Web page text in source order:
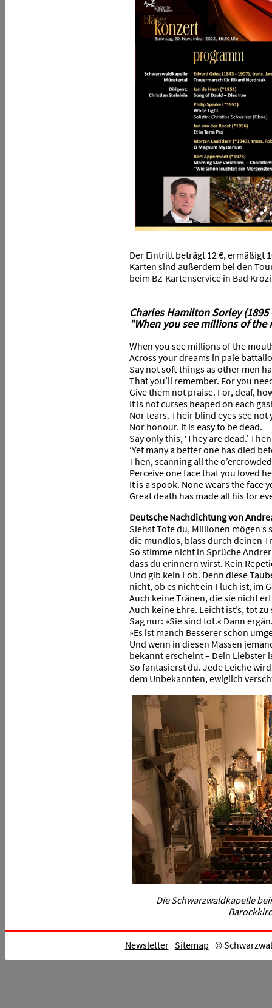
Der Eintritt beträgt 12 €, ermäßigt
Karten sind außerdem bei den
beim BZ-Kartenservice in Bad
Charles Hamilton Sorley (1895
"When you see millions of
When you see millions of the
Across your dreams in pale
Say not soft things as other men
That you’ll remember. For you
Give them not praise. For, deaf,
It is not curses heaped on each
Nor tears. Their blind eyes see not
Nor honour. It is easy to be dead.
Say only this, ‘They are dead.’
‘Yet many a better one has died
Then, scanning all the
Perceive one face that you loved
It is a spook. None wears the face
Great death has made all his for
Deutsche Nachdichtung von
Siehst Tote du, Millionen mögen’s
die mundlos, blass durch deinen
So stimme nicht in Sprüche
dass du erinnern wirst. Kein
Und gib kein Lob. Denn diese
nicht, ob es nicht ein Fluch ist, im
Auch keine Tränen, die sie nicht
Auch keine Ehre. Leicht ist’s, tot zu
Sag nur: »Sie sind tot.« Dann
»Es ist manch Besserer schon
Und wenn in diesen Massen
bekannt erscheint – Dein Liebster
So fantasierst du. Jede Leiche
dem Unbekannten, ewiglich
Die Schwarzwaldkapelle
Newsletter Sitemap ©